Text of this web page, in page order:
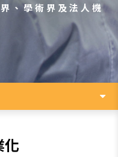
、學術界及法人機
化